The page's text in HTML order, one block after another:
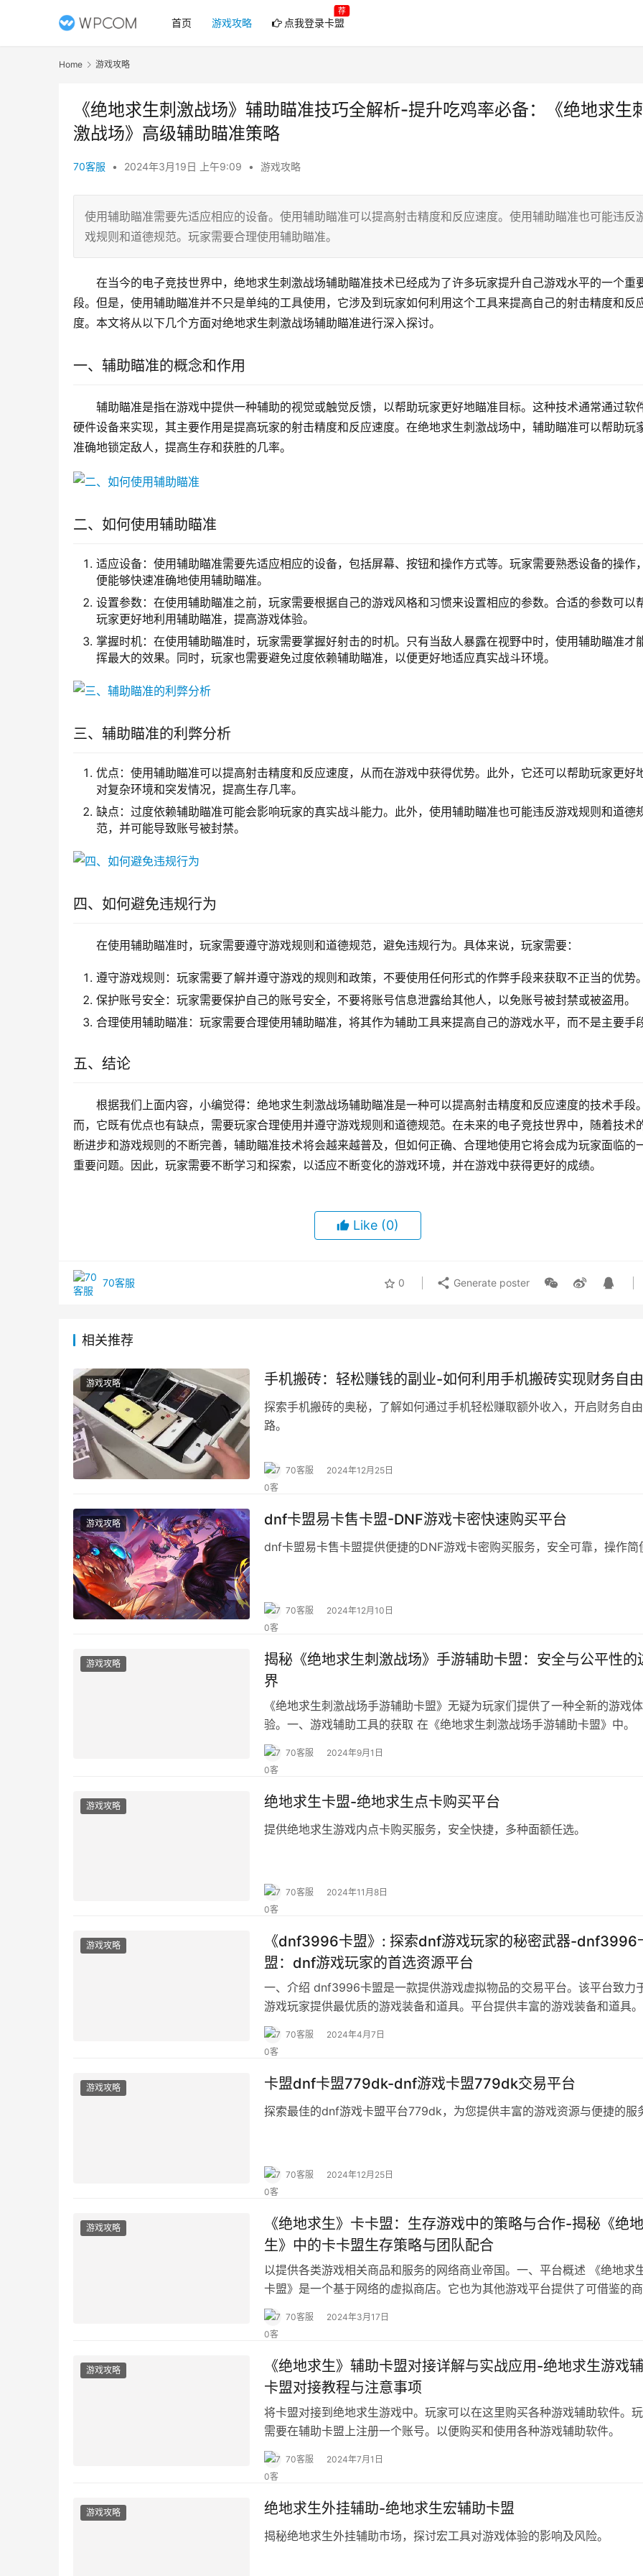
首页 游戏攻略 点我登录卡盟
荐
Home 游戏攻略
《绝地求生刺激战场》辅助瞄准技巧全解析-提升吃鸡率必备：《绝地求生
激战场》高级辅助瞄准策略
70客服 • 2024年3月19日 上午9:09 • 游戏攻略
使用辅助瞄准需要先适应相应的设备。使用辅助瞄准可以提高射击精度和反应速度。使用辅助瞄准也可能违反
戏规则和道德规范。玩家需要合理使用辅助瞄准。
在当今的电子竞技世界中，绝地求生刺激战场辅助瞄准技术已经成为了许多玩家提升自己游戏水平的一个重
段。但是，使用辅助瞄准并不只是单纯的工具使用，它涉及到玩家如何利用这个工具来提高自己的射击精度和反
度。本文将从以下几个方面对绝地求生刺激战场辅助瞄准进行深入探讨。
一、辅助瞄准的概念和作用
辅助瞄准是指在游戏中提供一种辅助的视觉或触觉反馈，以帮助玩家更好地瞄准目标。这种技术通常通过软
硬件设备来实现，其主要作用是提高玩家的射击精度和反应速度。在绝地求生刺激战场中，辅助瞄准可以帮助玩
准确地锁定敌人，提高生存和获胜的几率。
二、如何使用辅助瞄准
适应设备：使用辅助瞄准需要先适应相应的设备，包括屏幕、按钮和操作方式等。玩家需要熟悉设备的操作
便能够快速准确地使用辅助瞄准。
设置参数：在使用辅助瞄准之前，玩家需要根据自己的游戏风格和习惯来设置相应的参数。合适的参数可以
玩家更好地利用辅助瞄准，提高游戏体验。
掌握时机：在使用辅助瞄准时，玩家需要掌握好射击的时机。只有当敌人暴露在视野中时，使用辅助瞄准才
挥最大的效果。同时，玩家也需要避免过度依赖辅助瞄准，以便更好地适应真实战斗环境。
三、辅助瞄准的利弊分析
优点：使用辅助瞄准可以提高射击精度和反应速度，从而在游戏中获得优势。此外，它还可以帮助玩家更好
对复杂环境和突发情况，提高生存几率。
缺点：过度依赖辅助瞄准可能会影响玩家的真实战斗能力。此外，使用辅助瞄准也可能违反游戏规则和道德
范，并可能导致账号被封禁。
四、如何避免违规行为
在使用辅助瞄准时，玩家需要遵守游戏规则和道德规范，避免违规行为。具体来说，玩家需要：
遵守游戏规则：玩家需要了解并遵守游戏的规则和政策，不要使用任何形式的作弊手段来获取不正当的优势
保护账号安全：玩家需要保护自己的账号安全，不要将账号信息泄露给其他人，以免账号被封禁或被盗用。
合理使用辅助瞄准：玩家需要合理使用辅助瞄准，将其作为辅助工具来提高自己的游戏水平，而不是主要手
五、结论
根据我们上面内容，小编觉得：绝地求生刺激战场辅助瞄准是一种可以提高射击精度和反应速度的技术手段
而，它既有优点也有缺点，需要玩家合理使用并遵守游戏规则和道德规范。在未来的电子竞技世界中，随着技术
断进步和游戏规则的不断完善，辅助瞄准技术将会越来越普及，但如何正确、合理地使用它将会成为玩家面临的
重要问题。因此，玩家需要不断学习和探索，以适应不断变化的游戏环境，并在游戏中获得更好的成绩。
Like (0)
70客服 0 Generate poster
相关推荐
游戏攻略 手机搬砖：轻松赚钱的副业-如何利用手机搬砖实现财务自由
探索手机搬砖的奥秘，了解如何通过手机轻松赚取额外收入，开启财务自
路。
70客服 2024年12月25日
游戏攻略 dnf卡盟易卡售卡盟-DNF游戏卡密快速购买平台
dnf卡盟易卡售卡盟提供便捷的DNF游戏卡密购买服务，安全可靠，操作简
70客服 2024年12月10日
游戏攻略
揭秘《绝地求生刺激战场》手游辅助卡盟：安全与公平性的
界
《绝地求生刺激战场手游辅助卡盟》无疑为玩家们提供了一种全新的游戏体
验。一、游戏辅助工具的获取 在《绝地求生刺激战场手游辅助卡盟》中。
70客服 2024年9月1日
游戏攻略 绝地求生卡盟-绝地求生点卡购买平台
提供绝地求生游戏内点卡购买服务，安全快捷，多种面额任选。
70客服 2024年11月8日
游戏攻略
《dnf3996卡盟》: 探索dnf游戏玩家的秘密武器-dnf3996
盟：dnf游戏玩家的首选资源平台
一、介绍 dnf3996卡盟是一款提供游戏虚拟物品的交易平台。该平台致力
游戏玩家提供最优质的游戏装备和道具。平台提供丰富的游戏装备和道具。
70客服 2024年4月7日
游戏攻略 卡盟dnf卡盟779dk-dnf游戏卡盟779dk交易平台
探索最佳的dnf游戏卡盟平台779dk，为您提供丰富的游戏资源与便捷的服
70客服 2024年12月25日
游戏攻略
《绝地求生》卡卡盟：生存游戏中的策略与合作-揭秘《绝
生》中的卡卡盟生存策略与团队配合
以提供各类游戏相关商品和服务的网络商业帝国。一、平台概述 《绝地求
卡盟》是一个基于网络的虚拟商店。它也为其他游戏平台提供了可借鉴的
模式。
70客服 2024年3月17日
游戏攻略
《绝地求生》辅助卡盟对接详解与实战应用-绝地求生游戏
卡盟对接教程与注意事项
将卡盟对接到绝地求生游戏中。玩家可以在这里购买各种游戏辅助软件。
需要在辅助卡盟上注册一个账号。以便购买和使用各种游戏辅助软件。
70客服 2024年7月1日
游戏攻略 绝地求生外挂辅助-绝地求生宏辅助卡盟
揭秘绝地求生外挂辅助市场，探讨宏工具对游戏体验的影响及风险。